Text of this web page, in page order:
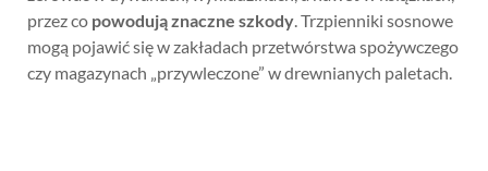
przez co powodują znaczne szkody. Trzpienniki sosnowe
mogą pojawić się w zakładach przetwórstwa spożywczego
czy magazynach „przywleczone” w drewnianych paletach.